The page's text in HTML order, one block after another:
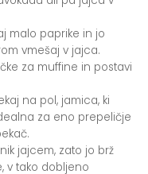
malo paprike in jo
vmešaj v jajca.
za muffine in postavi
na pol, jamica, ki
za eno prepeličje
jajcem, zato jo brž
v tako dobljeno